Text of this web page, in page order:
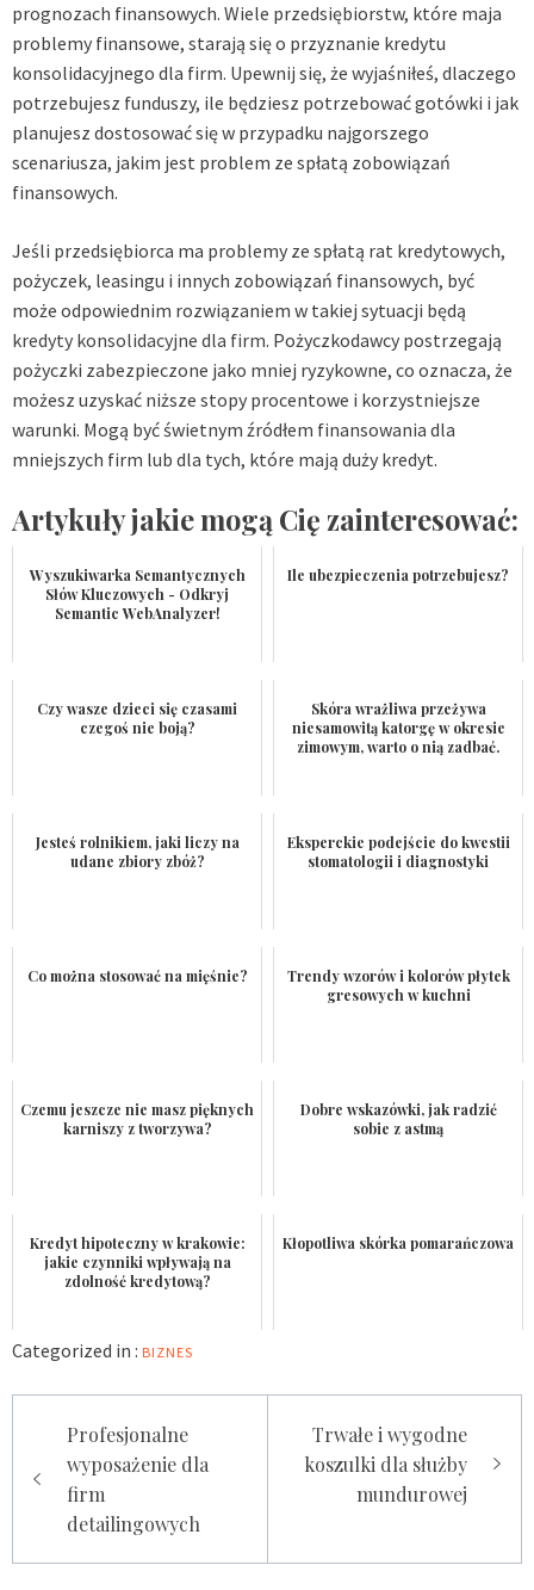
prognozach finansowych. Wiele przedsiębiorstw, które maja
problemy finansowe, starają się o przyznanie kredytu
konsolidacyjnego dla firm. Upewnij się, że wyjaśniłeś, dlaczego
potrzebujesz funduszy, ile będziesz potrzebować gotówki i jak
planujesz dostosować się w przypadku najgorszego
scenariusza, jakim jest problem ze spłatą zobowiązań
finansowych.
Jeśli przedsiębiorca ma problemy ze spłatą rat kredytowych,
pożyczek, leasingu i innych zobowiązań finansowych, być
może odpowiednim rozwiązaniem w takiej sytuacji będą
kredyty konsolidacyjne dla firm. Pożyczkodawcy postrzegają
pożyczki zabezpieczone jako mniej ryzykowne, co oznacza, że
możesz uzyskać niższe stopy procentowe i korzystniejsze
warunki. Mogą być świetnym źródłem finansowania dla
mniejszych firm lub dla tych, które mają duży kredyt.
Artykuły jakie mogą Cię zainteresować:
Wyszukiwarka Semantycznych
Słów Kluczowych - Odkryj
Semantic WebAnalyzer!
Ile ubezpieczenia potrzebujesz?
Czy wasze dzieci się czasami
czegoś nie boją?
Skóra wrażliwa przeżywa
niesamowitą katorgę w okresie
zimowym, warto o nią zadbać.
Jesteś rolnikiem, jaki liczy na
udane zbiory zbóż?
Eksperckie podejście do kwestii
stomatologii i diagnostyki
Co można stosować na mięśnie?
Trendy wzorów i kolorów płytek
gresowych w kuchni
Czemu jeszcze nie masz pięknych
karniszy z tworzywa?
Dobre wskazówki, jak radzić
sobie z astmą
Kredyt hipoteczny w krakowie:
jakie czynniki wpływają na
zdolność kredytową?
Kłopotliwa skórka pomarańczowa
Categorized in : BIZNES
wpisuProfesjonalne
wyposażenie dla
firm
detailingowych
Trwałe i wygodne
koszulki dla służby
mundurowej